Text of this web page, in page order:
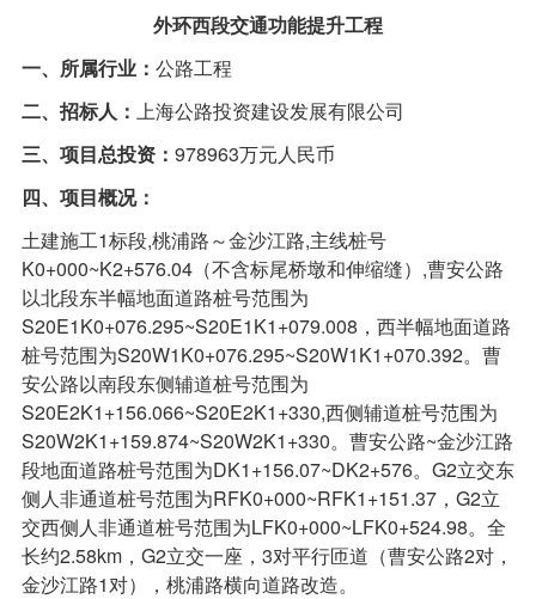
外环西段交通功能提升工程
一、所属行业： 公路工程
二、招标人： 上海公路投资建设发展有限公司
三、项目总投资： 978963万元人民币
四、项目概况：
土建施工1标段,桃浦路～金沙江路,主线桩号
K0+000~K2+576.04（不含标尾桥墩和伸缩缝）,曹安公路
以北段东半幅地面道路桩号范围为
S20E1K0+076.295~S20E1K1+079.008，西半幅地面道路
桩号范围为S20W1K0+076.295~S20W1K1+070.392。曹
安公路以南段东侧辅道桩号范围为
S20E2K1+156.066~S20E2K1+330,西侧辅道桩号范围为
S20W2K1+159.874~S20W2K1+330。曹安公路~金沙江路
段地面道路桩号范围为DK1+156.07~DK2+576。G2立交东
侧人非通道桩号范围为RFK0+000~RFK1+151.37，G2立
交西侧人非通道桩号范围为LFK0+000~LFK0+524.98。全
长约2.58km，G2立交一座，3对平行匝道（曹安公路2对，
金沙江路1对），桃浦路横向道路改造。